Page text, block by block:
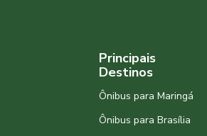
Principais
Destinos
Ônibus para Maringá
Ônibus para Brasília